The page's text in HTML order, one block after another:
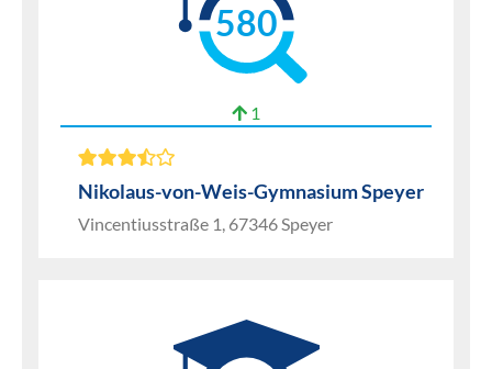
580
1
Nikolaus-von-Weis-Gymnasium Speyer
Vincentiusstraße 1, 67346 Speyer